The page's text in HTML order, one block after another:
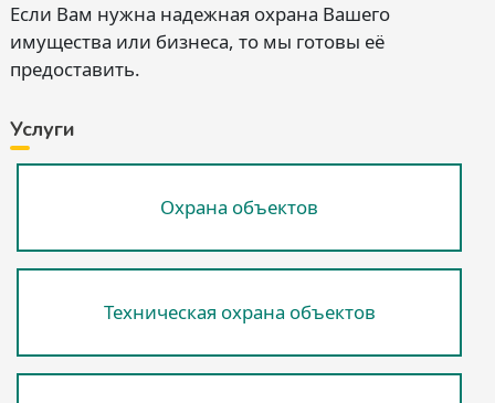
Если Вам нужна надежная охрана Вашего
имущества или бизнеса, то мы готовы её
предоставить.
Услуги
Охрана объектов
Техническая охрана объектов